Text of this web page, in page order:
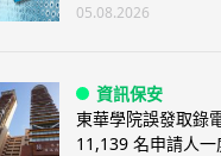
05.08.2026
資訊保安
東華學院誤發取錄
11,139 名申請人